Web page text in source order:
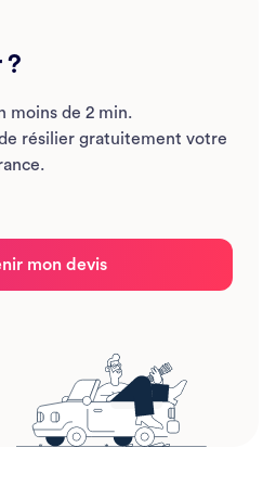
?
moins de 2 min.
résilier gratuitement votre
mon devis